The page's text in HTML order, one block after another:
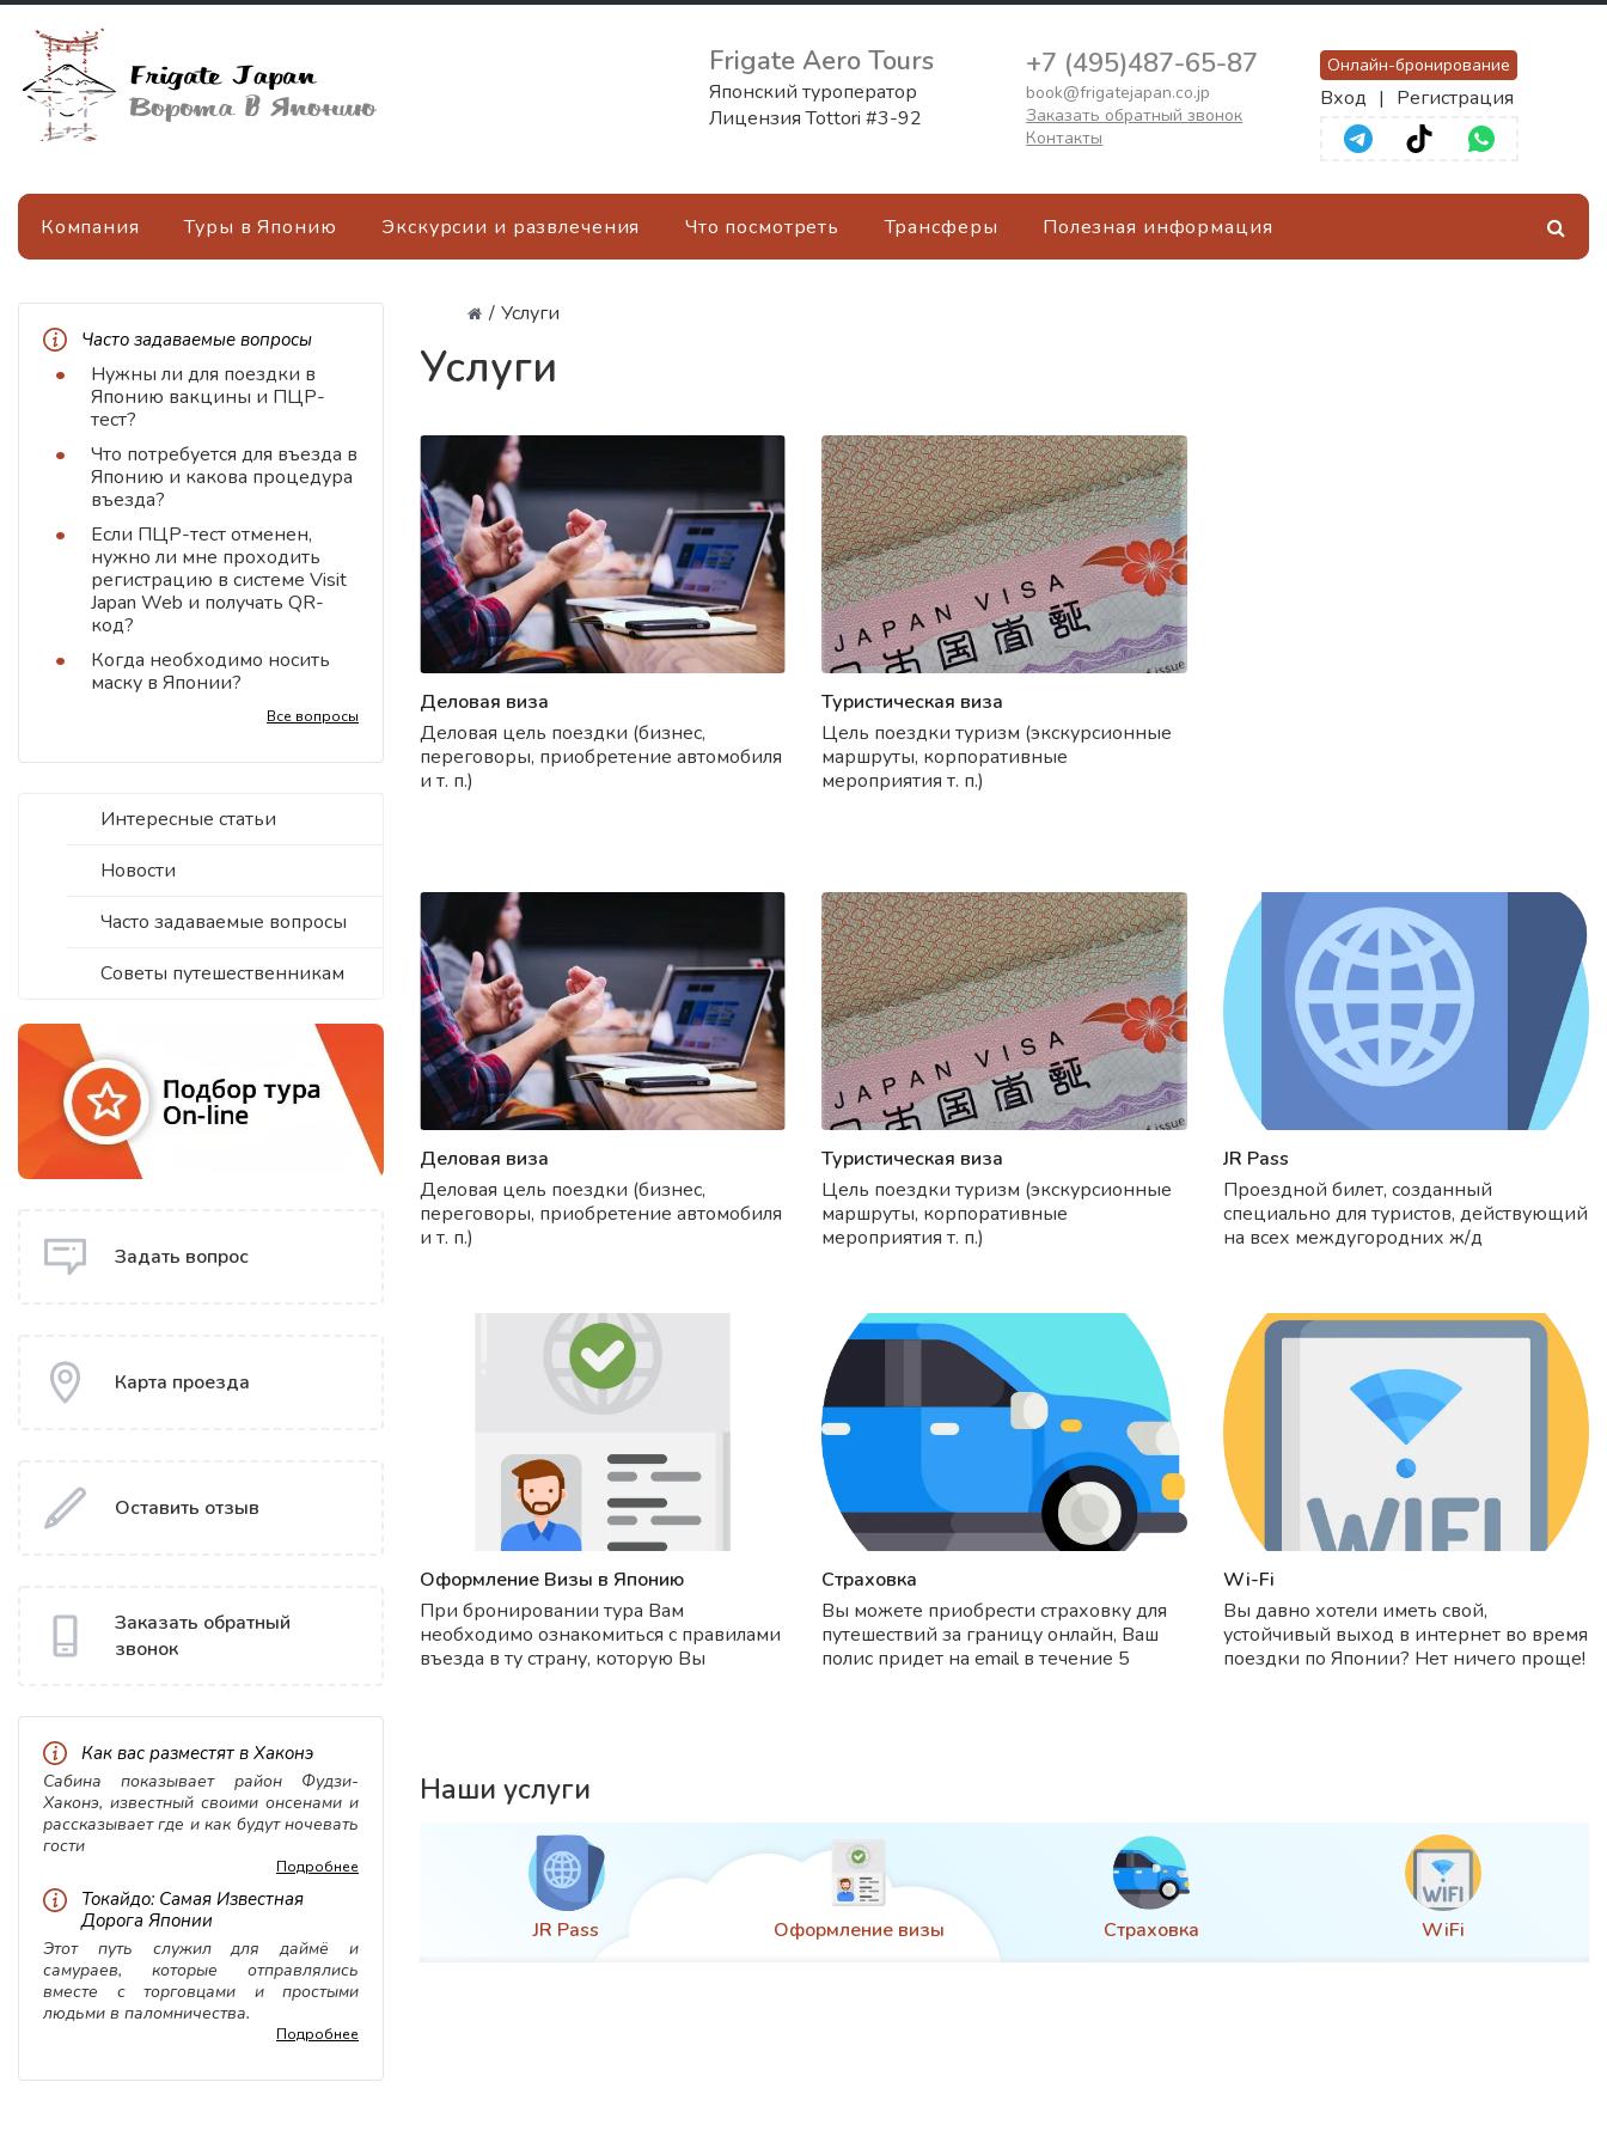
Frigate Aero Tours
Японский туроператор
Лицензия Tottori #3-92
+7 (495)487-65-87
book@frigatejapan.co.jp
Заказать обратный звонок
Контакты
Онлайн-бронирование
Вход | Регистрация
Компания Туры в Японию Экскурсии и развлечения Что посмотреть Трансферы Полезная информация
/ Услуги
Услуги
Часто задаваемые вопросы
Нужны ли для поездки в
Японию вакцины и ПЦР-
тест?
Что потребуется для въезда в
Японию и какова процедура
въезда?
Если ПЦР-тест отменен,
нужно ли мне проходить
регистрацию в системе Visit
Japan Web и получать QR-
код?
Когда необходимо носить
маску в Японии?
Все вопросы
Интересные статьи
Новости
Часто задаваемые вопросы
Советы путешественникам
Задать вопрос
Карта проезда
Оставить отзыв
Заказать обратный
звонок
Как вас разместят в Хаконэ
Сабина показывает район Фудзи-
Хаконэ, известный своими онсенами и
рассказывает где и как будут ночевать
гости
Подробнее
Токайдо: Самая Известная
Дорога Японии
Этот путь служил для даймё и
самураев, которые отправлялись
вместе с торговцами и простыми
людьми в паломничества.
Подробнее
Деловая виза
Деловая цель поездки (бизнес,
переговоры, приобретение автомобиля
и т. п.)
Туристическая виза
Цель поездки туризм (экскурсионные
маршруты, корпоративные
мероприятия т. п.)
Деловая виза
Деловая цель поездки (бизнес,
переговоры, приобретение автомобиля
и т. п.)
Туристическая виза
Цель поездки туризм (экскурсионные
маршруты, корпоративные
мероприятия т. п.)
JR Pass
Проездной билет, созданный
специально для туристов, действующий
на всех междугородних ж/д
Оформление Визы в Японию
При бронировании тура Вам
необходимо ознакомиться с правилами
въезда в ту страну, которую Вы
Страховка
Вы можете приобрести страховку для
путешествий за границу онлайн, Ваш
полис придет на email в течение 5
Wi-Fi
Вы давно хотели иметь свой,
устойчивый выход в интернет во время
поездки по Японии? Нет ничего проще!
Наши услуги
JR Pass Оформление визы Страховка WiFi